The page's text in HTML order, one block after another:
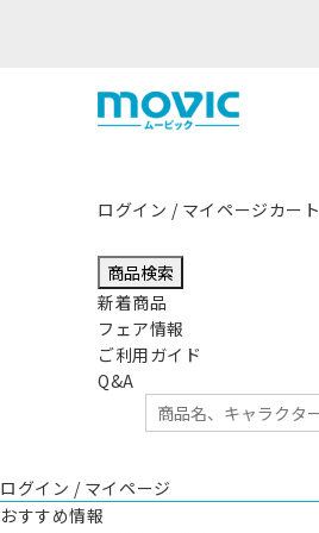
ログイン / マイページカート
商品検索
新着商品
フェア情報
ご利用ガイド
Q&A
ログイン / マイページ
おすすめ情報